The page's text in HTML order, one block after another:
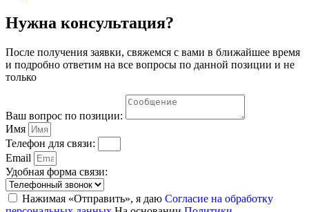
Нужна консультация?
После получения заявки, свяжемся с вами в ближайшее время
и подробно ответим на все вопросы по данной позиции и не
только
Ваш вопрос по позиции:
Имя
Телефон для связи:
Email
Удобная форма связи:
Нажимая «Отправить», я даю Согласие на обработку